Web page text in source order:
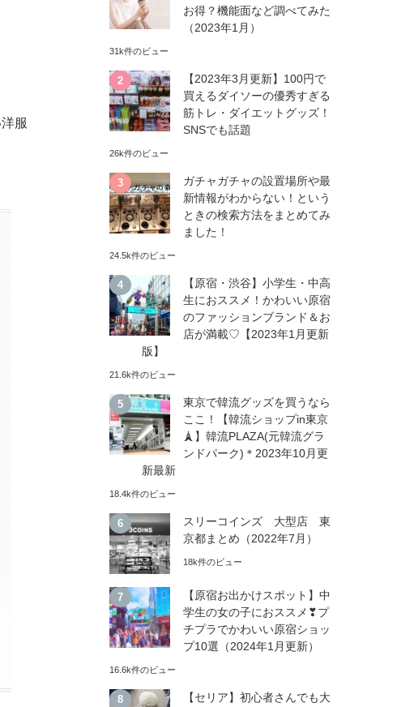
服
お得？機能面など調べてみた
（2023年1月）
31k件のビュー
【2023年3月更新】100円で
買えるダイソーの優秀すぎる
筋トレ・ダイエットグッズ！
SNSでも話題
26k件のビュー
ガチャガチャの設置場所や最
新情報がわからない！という
ときの検索方法をまとめてみ
ました！
24.5k件のビュー
【原宿・渋谷】小学生・中高
生におススメ！かわいい原宿
のファッションブランド＆お
店が満載♡【2023年1月更新
版】
21.6k件のビュー
東京で韓流グッズを買うなら
ここ！【韓流ショップin東京
🗼】韓流PLAZA(元韓流グラ
ンドパーク)＊2023年10月更
新最新
18.4k件のビュー
スリーコインズ 大型店 東
京都まとめ（2022年7月）
18k件のビュー
【原宿お出かけスポット】中
学生の女の子におススメ❣プ
チプラでかわいい原宿ショッ
プ10選（2024年1月更新）
16.6k件のビュー
【セリア】初心者さんでも大